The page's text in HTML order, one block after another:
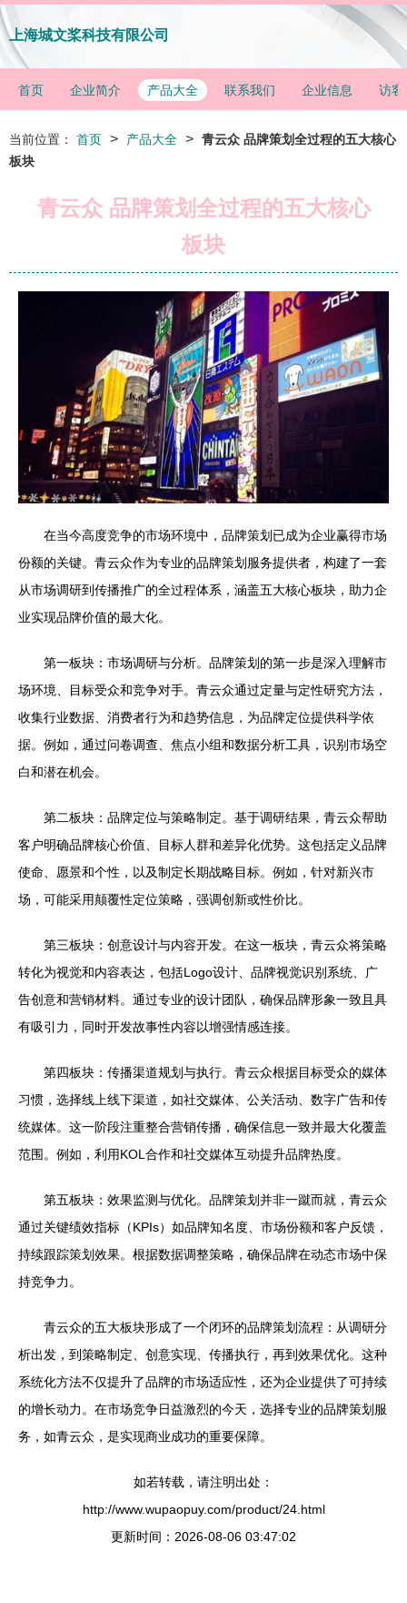
上海城文桨科技有限公司
首页 企业简介 产品大全 联系我们 企业信息 访客
当前位置： 首页 > 产品大全 > 青云众 品牌策划全过程的五大核心
板块
青云众 品牌策划全过程的五大核心
板块
在当今高度竞争的市场环境中，品牌策划已成为企业赢得市场
份额的关键。青云众作为专业的品牌策划服务提供者，构建了一套
从市场调研到传播推广的全过程体系，涵盖五大核心板块，助力企
业实现品牌价值的最大化。
第一板块：市场调研与分析。品牌策划的第一步是深入理解市
场环境、目标受众和竞争对手。青云众通过定量与定性研究方法，
收集行业数据、消费者行为和趋势信息，为品牌定位提供科学依
据。例如，通过问卷调查、焦点小组和数据分析工具，识别市场空
白和潜在机会。
第二板块：品牌定位与策略制定。基于调研结果，青云众帮助
客户明确品牌核心价值、目标人群和差异化优势。这包括定义品牌
使命、愿景和个性，以及制定长期战略目标。例如，针对新兴市
场，可能采用颠覆性定位策略，强调创新或性价比。
第三板块：创意设计与内容开发。在这一板块，青云众将策略
转化为视觉和内容表达，包括Logo设计、品牌视觉识别系统、广
告创意和营销材料。通过专业的设计团队，确保品牌形象一致且具
有吸引力，同时开发故事性内容以增强情感连接。
第四板块：传播渠道规划与执行。青云众根据目标受众的媒体
习惯，选择线上线下渠道，如社交媒体、公关活动、数字广告和传
统媒体。这一阶段注重整合营销传播，确保信息一致并最大化覆盖
范围。例如，利用KOL合作和社交媒体互动提升品牌热度。
第五板块：效果监测与优化。品牌策划并非一蹴而就，青云众
通过关键绩效指标（KPIs）如品牌知名度、市场份额和客户反馈，
持续跟踪策划效果。根据数据调整策略，确保品牌在动态市场中保
持竞争力。
青云众的五大板块形成了一个闭环的品牌策划流程：从调研分
析出发，到策略制定、创意实现、传播执行，再到效果优化。这种
系统化方法不仅提升了品牌的市场适应性，还为企业提供了可持续
的增长动力。在市场竞争日益激烈的今天，选择专业的品牌策划服
务，如青云众，是实现商业成功的重要保障。
如若转载，请注明出处：
http://www.wupaopuy.com/product/24.html
更新时间：2026-08-06 03:47:02